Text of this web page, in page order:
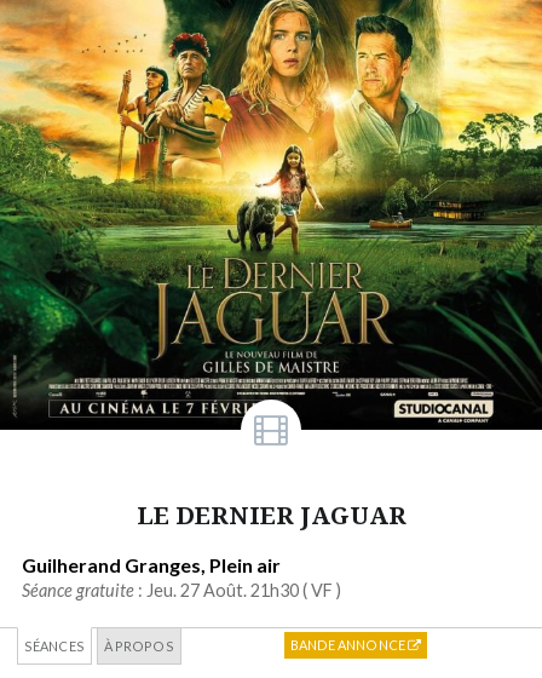
LE DERNIER JAGUAR
Guilherand Granges, Plein air
Séance gratuite: Jeu. 27 Août. 21h30 (VF )
SÉANCES À PROPOS BANDE ANNONCE